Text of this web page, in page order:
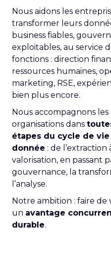
Nous aidons les
transformer leurs
business fiables,
exploitables, au service
fonctions : direction
ressources humaines,
marketing, RSE,
bien plus encore.
Nous accompagnons les
organisations dans
étapes du cycle de vie
donnée : de l’extraction
valorisation, en passant
gouvernance, la
l’analyse.
Notre ambition : faire de
un avantage
durable.